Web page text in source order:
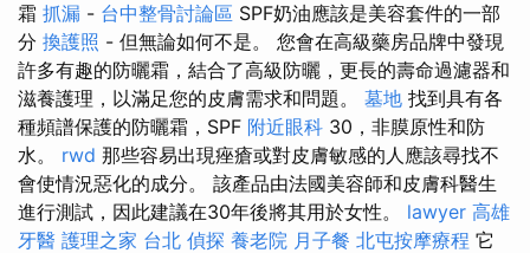
霜 抓漏 - 台中整骨討論區 SPF奶油應該是美容套件的一部
分 換護照 - 但無論如何不是。 您會在高級藥房品牌中發現
許多有趣的防曬霜，結合了高級防曬，更長的壽命過濾器和
滋養護理，以滿足您的皮膚需求和問題。 墓地 找到具有各
種頻譜保護的防曬霜，SPF 附近眼科 30，非膜原性和防
水。 rwd 那些容易出現痤瘡或對皮膚敏感的人應該尋找不
會使情況惡化的成分。 該產品由法國美容師和皮膚科醫生
進行測試，因此建議在30年後將其用於女性。 lawyer 高雄
牙醫 護理之家 台北 偵探 養老院 月子餐 北屯按摩療程 它